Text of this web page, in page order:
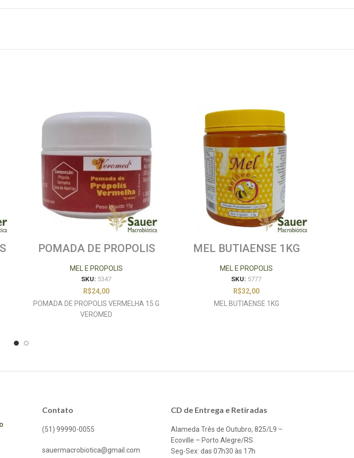
POMADA DE PROPOLIS
VEROMED
MEL E PROPOLIS
SKU: 5347
R$24,00
POMADA DE PROPOLIS VERMELHA 15 G
VEROMED
MEL BUTIAENSE 1KG
MEL E PROPOLIS
SKU: 5777
R$32,00
MEL BUTIAENSE 1KG
Contato
(51) 99990-0055
sauermacrobiotica@gmail.com
CD de Entrega e Retiradas
Alameda Três de Outubro, 825/L9 –
Ecoville – Porto Alegre/RS
Seg-Sex: das 07h30 às 17h